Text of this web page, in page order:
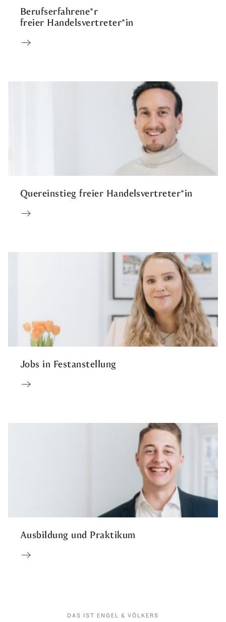
Berufserfahrene*r
freier Handelsvertreter*in
Quereinstieg freier Handelsvertreter*in
Jobs in Festanstellung
Ausbildung und Praktikum
DAS IST ENGEL & VÖLKERS